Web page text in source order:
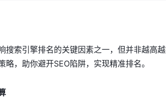
搜索引擎排名的关键因素之一，但并非越高
，助你避开SEO陷阱，实现精准排名。